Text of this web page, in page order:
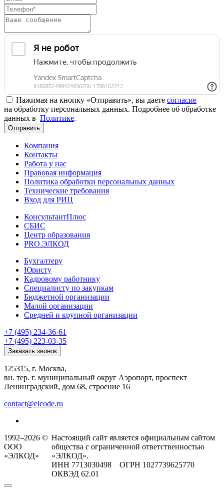
Нажимая на кнопку «Отправить», вы даете согласие
на обработку персональных данных. Подробнее об обработке
данных в Политике.
Отправить
Компания
Контакты
Работа у нас
Правовая информация
Политика обработки персональных данных
Технические требования
Вход для РИЦ
КонсультантПлюс
СБИС
Центр образования
PRO.ЭЛКОД
Бухгалтеру
Юристу
Кадровому работнику
Специалисту по закупкам
Бюджетной организации
Малой организации
Средней и крупной организации
+7 (495) 234-36-61
+7 (495) 223-03-35
Заказать звонок
125315, г. Москва,
вн. тер. г. муниципальный округ Аэропорт, проспект
Ленинградский, дом 68, строение 16
contact@elcode.ru
1992–2026 ©
ООО
«ЭЛКОД»
Настоящий сайт является официальным сайтом
общества с ограниченной ответственностью
«ЭЛКОД».
ИНН 7713030498 ОГРН 1027739625770
ОКВЭД 62.01